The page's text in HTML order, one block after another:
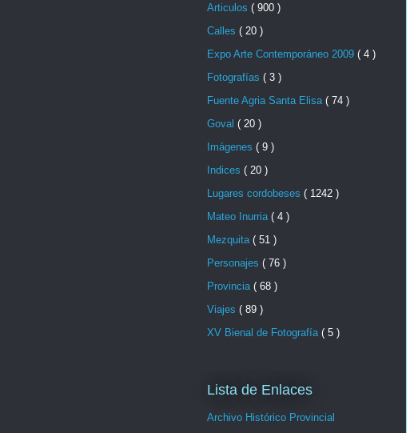
Articulos ( 900 )
Calles ( 20 )
Expo Arte Contemporáneo 2009 ( 4 )
Fotografías ( 3 )
Fuente Agria Santa Elisa ( 74 )
Goval ( 20 )
Imágenes ( 9 )
Indices ( 20 )
Lugares cordobeses ( 1242 )
Mateo Inurria ( 4 )
Mezquita ( 51 )
Personajes ( 76 )
Provincia ( 68 )
Viajes ( 89 )
XV Bienal de Fotografía ( 5 )
Lista de Enlaces
Archivo Histórico Provincial